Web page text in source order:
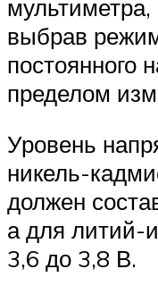
выбрав
постоянного
пределом
Уровень
никель-
должен
а для литий-
3,6 до 3,8 В.